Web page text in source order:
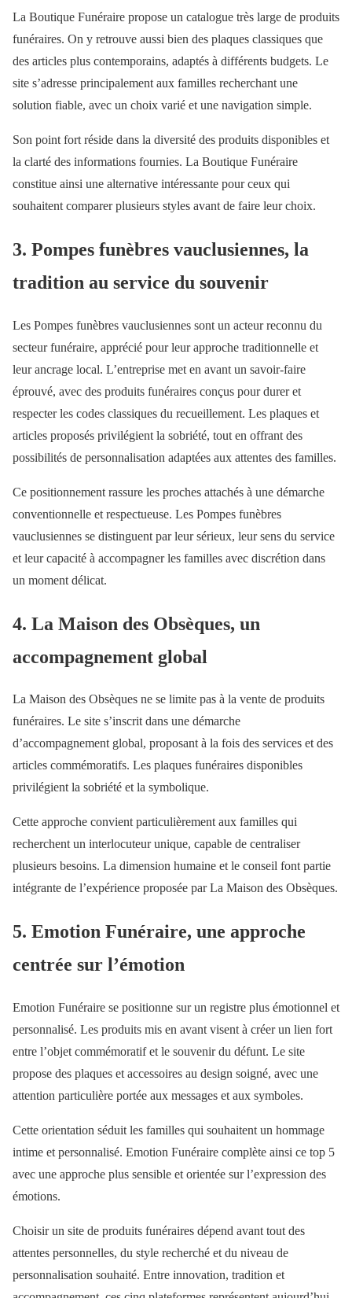
La Boutique Funéraire propose un catalogue très large de produits
funéraires. On y retrouve aussi bien des plaques classiques que
des articles plus contemporains, adaptés à différents budgets. Le
site s’adresse principalement aux familles recherchant une
solution fiable, avec un choix varié et une navigation simple.
Son point fort réside dans la diversité des produits disponibles et
la clarté des informations fournies. La Boutique Funéraire
constitue ainsi une alternative intéressante pour ceux qui
souhaitent comparer plusieurs styles avant de faire leur choix.
3. Pompes funèbres vauclusiennes, la
tradition au service du souvenir
Les Pompes funèbres vauclusiennes sont un acteur reconnu du
secteur funéraire, apprécié pour leur approche traditionnelle et
leur ancrage local. L’entreprise met en avant un savoir-faire
éprouvé, avec des produits funéraires conçus pour durer et
respecter les codes classiques du recueillement. Les plaques et
articles proposés privilégient la sobriété, tout en offrant des
possibilités de personnalisation adaptées aux attentes des familles.
Ce positionnement rassure les proches attachés à une démarche
conventionnelle et respectueuse. Les Pompes funèbres
vauclusiennes se distinguent par leur sérieux, leur sens du service
et leur capacité à accompagner les familles avec discrétion dans
un moment délicat.
4. La Maison des Obsèques, un
accompagnement global
La Maison des Obsèques ne se limite pas à la vente de produits
funéraires. Le site s’inscrit dans une démarche
d’accompagnement global, proposant à la fois des services et des
articles commémoratifs. Les plaques funéraires disponibles
privilégient la sobriété et la symbolique.
Cette approche convient particulièrement aux familles qui
recherchent un interlocuteur unique, capable de centraliser
plusieurs besoins. La dimension humaine et le conseil font partie
intégrante de l’expérience proposée par La Maison des Obsèques.
5. Emotion Funéraire, une approche
centrée sur l’émotion
Emotion Funéraire se positionne sur un registre plus émotionnel et
personnalisé. Les produits mis en avant visent à créer un lien fort
entre l’objet commémoratif et le souvenir du défunt. Le site
propose des plaques et accessoires au design soigné, avec une
attention particulière portée aux messages et aux symboles.
Cette orientation séduit les familles qui souhaitent un hommage
intime et personnalisé. Emotion Funéraire complète ainsi ce top 5
avec une approche plus sensible et orientée sur l’expression des
émotions.
Choisir un site de produits funéraires dépend avant tout des
attentes personnelles, du style recherché et du niveau de
personnalisation souhaité. Entre innovation, tradition et